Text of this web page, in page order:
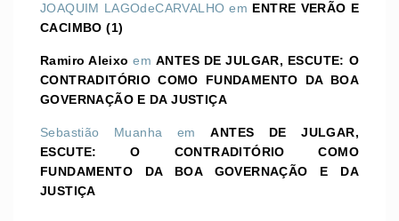
JOAQUIM LAGOdeCARVALHO em ENTRE VERÃO E
CACIMBO (1)
Ramiro Aleixo emANTES DE JULGAR, ESCUTE: O
CONTRADITÓRIO COMO FUNDAMENTO DA BOA
GOVERNAÇÃO E DA JUSTIÇA
Sebastião Muanha emANTES DE JULGAR,
ESCUTE: O CONTRADITÓRIO COMO
FUNDAMENTO DA BOA GOVERNAÇÃO E DA
JUSTIÇA